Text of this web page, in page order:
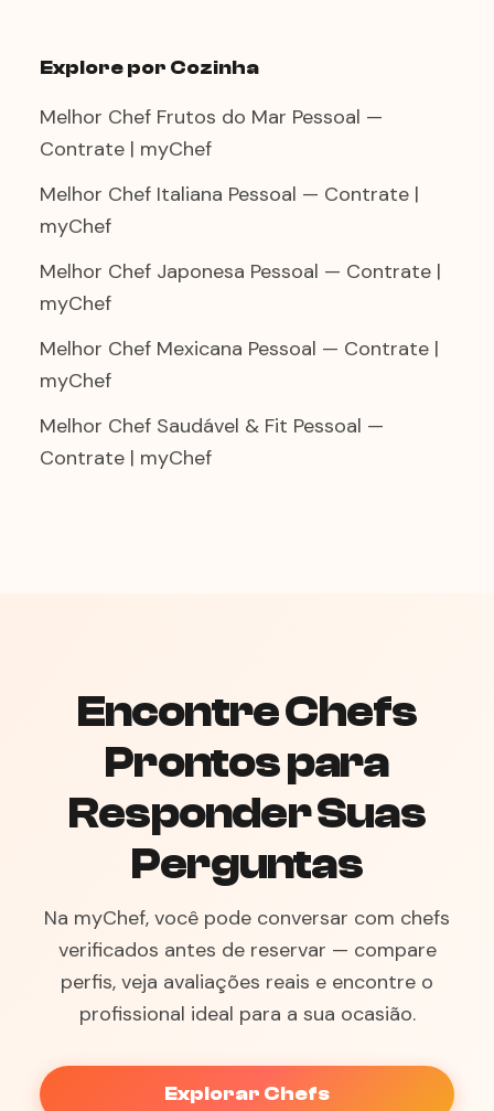
Explore por Cozinha
Melhor Chef Frutos do Mar Pessoal —
Contrate | myChef
Melhor Chef Italiana Pessoal — Contrate |
myChef
Melhor Chef Japonesa Pessoal — Contrate |
myChef
Melhor Chef Mexicana Pessoal — Contrate |
myChef
Melhor Chef Saudável & Fit Pessoal —
Contrate | myChef
Encontre Chefs
Prontos para
Responder Suas
Perguntas
Na myChef, você pode conversar com chefs
verificados antes de reservar — compare
perfis, veja avaliações reais e encontre o
profissional ideal para a sua ocasião.
Explorar Chefs